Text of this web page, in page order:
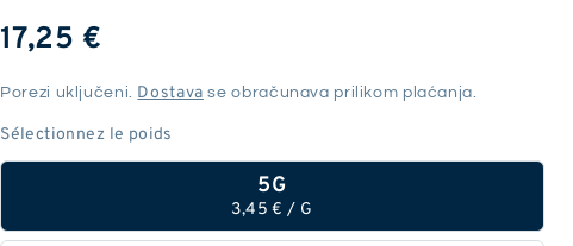
Redovna
cijena
17,25 €
Porezi uključeni. Dostava se obračunava prilikom plaćanja.
5G
3,45 € / G